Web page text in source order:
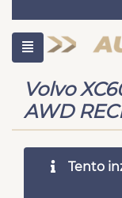
Volvo
AWD
Tento